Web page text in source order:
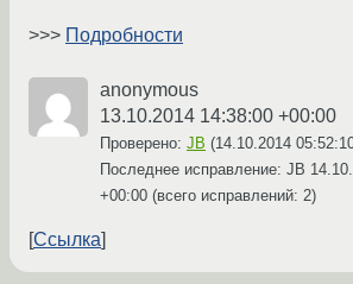
>>> Подробности
anonymous
13.10.2014 14:38:00 +00:00
Проверено: JB (14.10.2014
Последнее исправление: JB
+00:00 (всего исправлений: 2)
Ссылка